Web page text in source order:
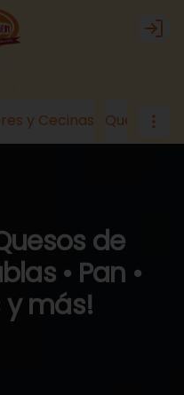
Login
y Cecinas Quesos
de
• Pan •
más!